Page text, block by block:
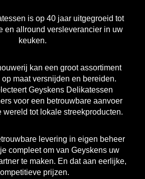
is op 40 jaar uitgegroeid tot
en allround versleverancier in uw
keuken.
kan een groot assortiment
maat versnijden en bereiden.
Geyskens Delikatessen
voor een betrouwbare aanvoer
wereld tot lokale streekproducten.
levering in eigen beheer
compleet om van Geyskens uw
te maken. En dat aan eerlijke,
prijzen.